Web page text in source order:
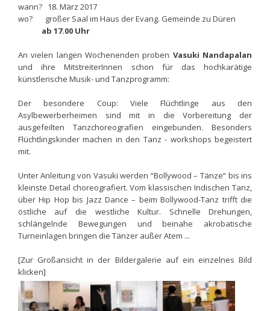
wann? 18. März 2017
wo? großer Saal im Haus der Evang. Gemeinde zu Düren
ab 17.00 Uhr
An vielen langen Wochenenden proben Vasuki Nandapalan
und ihre MitstreiterInnen schon für das hochkarätige
künstlerische Musik- und Tanzprogramm:
Der besondere Coup: Viele Flüchtlinge aus den
Asylbewerberheimen sind mit in die Vorbereitung der
ausgefeilten Tanzchoreografien eingebunden. Besonders
Flüchtlingskinder machen in den Tanz - workshops begeistert
mit.
Unter Anleitung von Vasuki werden “Bollywood – Tänze“ bis ins
kleinste Detail choreografiert. Vom klassischen Indischen Tanz,
über Hip Hop bis Jazz Dance – beim Bollywood-Tanz trifft die
östliche auf die westliche Kultur. Schnelle Drehungen,
schlängelnde Bewegungen und beinahe akrobatische
Turneinlagen bringen die Tänzer außer Atem ...
[Zur Großansicht in der Bildergalerie auf ein einzelnes Bild
klicken]